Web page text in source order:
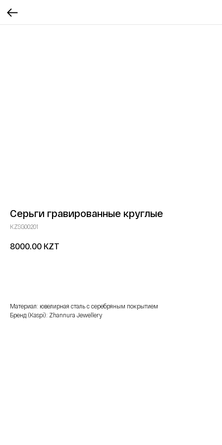
Серьги гравированные круглые
KZSG00201
8000.00 KZT
Материал: ювелирная сталь с серебряным покрытием
Бренд (Kaspi): Zhannura Jewellery